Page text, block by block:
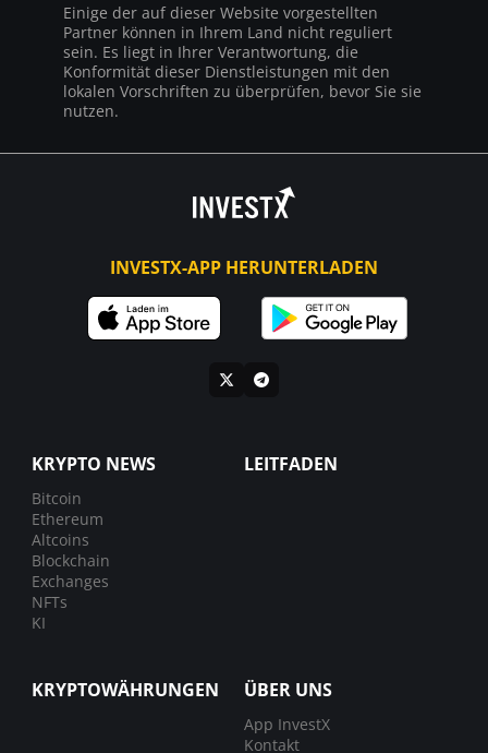
Einige der auf dieser Website vorgestellten
Partner können in Ihrem Land nicht reguliert
sein. Es liegt in Ihrer Verantwortung, die
Konformität dieser Dienstleistungen mit den
lokalen Vorschriften zu überprüfen, bevor Sie sie
nutzen.
INVESTX-APP HERUNTERLADEN
KRYPTO NEWS
Bitcoin
Ethereum
Altcoins
Blockchain
Exchanges
NFTs
KI
LEITFADEN
KRYPTOWÄHRUNGEN ÜBER UNS
App InvestX
Kontakt